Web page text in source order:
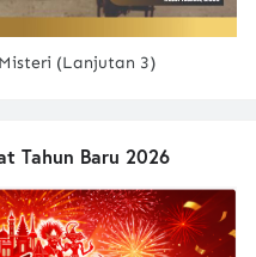
(Lanjutan 3)
Tahun Baru 2026